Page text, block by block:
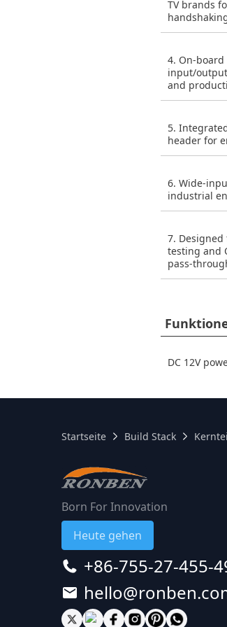
TV brands
4. On-
input/
and
5.
header for
6. Wide-
industrial
7. Designed
testing and
pass-
DC 12V
Startseite Build Stack
Born For Innovation
Heute gehen
+86-755-27-455-